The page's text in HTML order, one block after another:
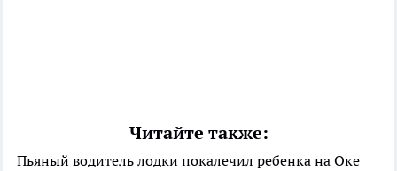
Читайте также:
Пьяный водитель лодки покалечил ребенка на Оке